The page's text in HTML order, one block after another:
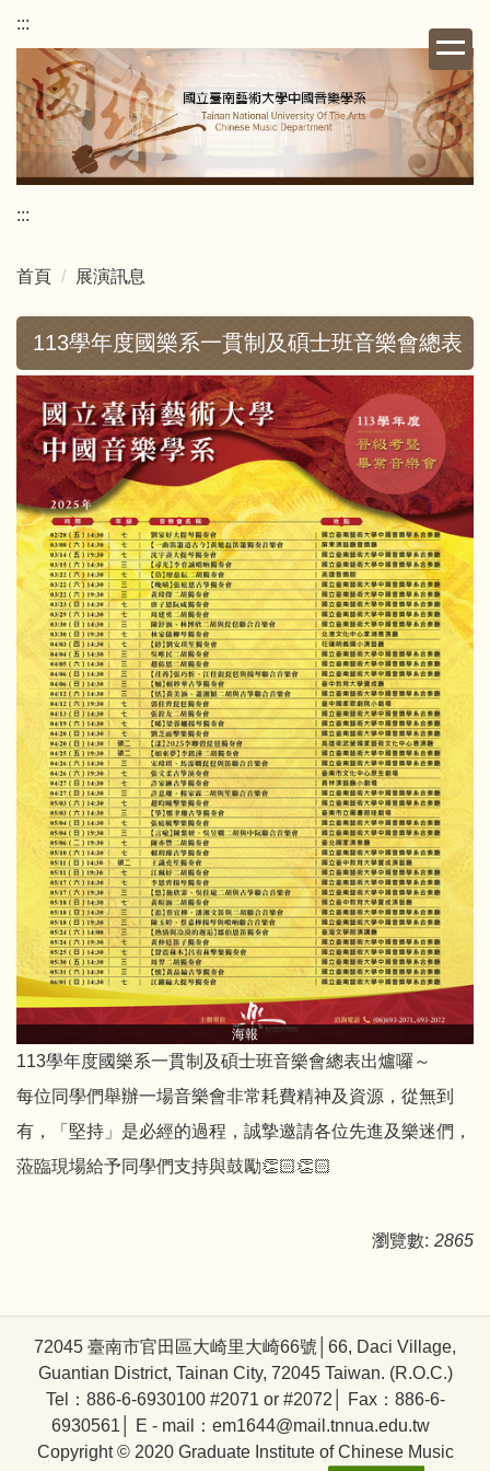
跳
主
要
內
容
區
:::
:::
首頁 展演訊息
113學年度國樂系一貫制及碩士班音樂會總表
海報
113學年度國樂系一貫制及碩士班音樂會總表出爐囉～
每位同學們舉辦一場音樂會非常耗費精神及資源，從無到
有，「堅持」是必經的過程，誠摯邀請各位先進及樂迷們，
蒞臨現場給予同學們支持與鼓勵👏🏻👏🏻
瀏覽數: 2865
72045 臺南市官田區大崎里大崎66號│66, Daci Village,
Guantian District, Tainan City, 72045 Taiwan. (R.O.C.)
Tel：886-6-6930100 #2071 or #2072│ Fax：886-6-
6930561│ E - mail：em1644@mail.tnnua.edu.tw
Copyright © 2020 Graduate Institute of Chinese Music